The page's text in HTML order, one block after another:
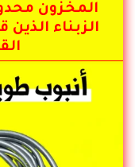
المخزون
الزبناء